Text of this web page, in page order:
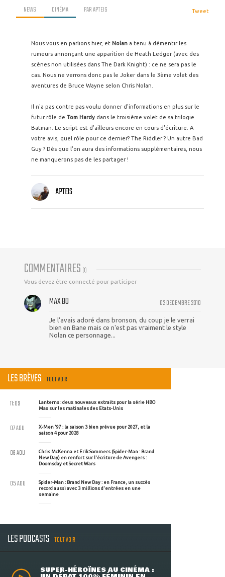
NEWS CINÉMA PARAPTEIS Tweet
Nous vous en parlions hier, et Nolan a tenu à démentir les
rumeurs annonçant une apparition de Heath Ledger (avec des
scènes non utilisées dans The Dark Knight) : ce ne sera pas le
cas. Nous ne verrons donc pas le Joker dans le 3ème volet des
aventures de Bruce Wayne selon Chris Nolan.
Il n'a pas contre pas voulu donner d'informations en plus sur le
futur rôle de Tom Hardy dans le troisième volet de sa trilogie
Batman. Le script est d'ailleurs encore en cours d'écriture. A
votre avis, quel rôle pour ce dernier? The Riddler ? Un autre Bad
Guy ? Dès que l'on aura des informations supplémentaires, nous
ne manquerons pas de les partager !
APTEIS
COMMENTAIRES (1)
Vous devez être connecté pour participer
02 DECEMBRE 2010
MAX BO
Je l'avais adoré dans bronson, du coup je le verrai
bien en Bane mais ce n'est pas vraiment le style
Nolan ce personnage...
LES BRÈVES TOUT VOIR
Lanterns : deux nouveaux extraits pour la série HBO
Max sur les matinales des Etats-Unis
11:09
X-Men '97 : la saison 3 bien prévue pour 2027, et la
saison 4 pour 2028
07 AOU
Chris McKenna et Erik Sommers (Spider-Man : Brand
New Day) en renfort sur l'écriture de Avengers :
Doomsday et Secret Wars
06 AOU
Spider-Man : Brand New Day : en France, un succès
record aussi avec 3 millions d'entrées en une
semaine
05 AOU
LES PODCASTS TOUT VOIR
SUPER-HÉROÏNES AU CINÉMA :